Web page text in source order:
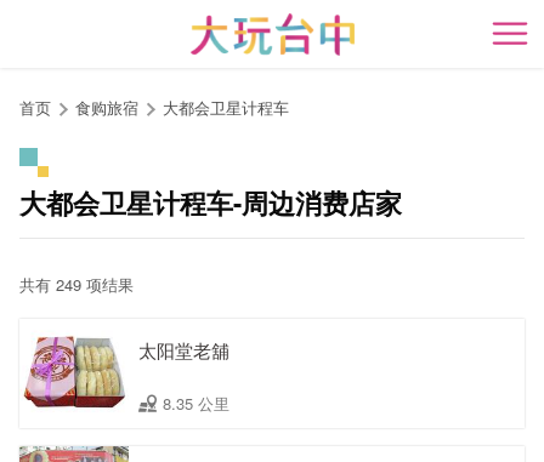
开
首页 食购旅宿 大都会卫星计程车
大都会卫星计程车-周边消费店家
共有 249 项结果
太阳堂老舖
8.35 公里